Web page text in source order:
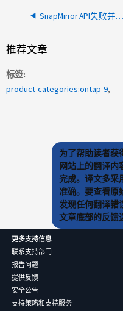
SnapMirror API失败并显示错误：请等待几分钟、然后重试此命令。
推荐文章
标签
product-categories:ontap-9
为了帮助读者获
网站上的翻译内
完成。译文多采
准确。要查看原
发现任何翻译错
文章底部的反馈
更多支持信息
联系支持部门
报告问题
提供反馈
安全公告
支持策略和支持服务